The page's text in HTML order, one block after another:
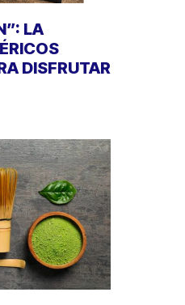
LA
DISFRUTAR